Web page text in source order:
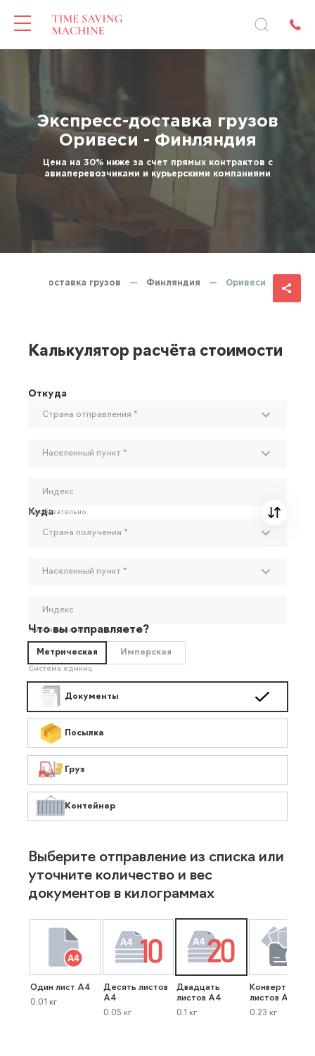
Экспресс-доставка грузов
Оривеси - Финляндия
Цена на 30% ниже за счет прямых контрактов с
авиаперевозчиками и курьерскими компаниями
доставка грузов — Финляндия — Оривеси
Калькулятор расчёта стоимости
Откуда
Страна отправления *
Населенный пункт *
Индекс
Необязательно
Куда
Страна получения *
Населенный пункт *
Индекс
Необязательно
Что вы отправляете?
Метрическая Имперская
Система единиц
Документы
Посылка
Груз
Контейнер
Выберите отправление из списка или
уточните количество и вес
документов в килограммах
Один лист А4
0.01 кг
Десять листов
А4
0.05 кг
Двадцать
листов А4
0.1 кг
Конверт до 40
листов А4
0.23 кг